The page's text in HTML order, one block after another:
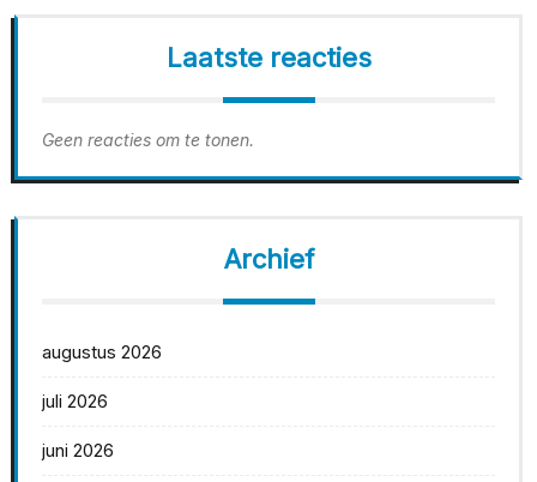
Laatste reacties
Geen reacties om te tonen.
Archief
augustus 2026
juli 2026
juni 2026